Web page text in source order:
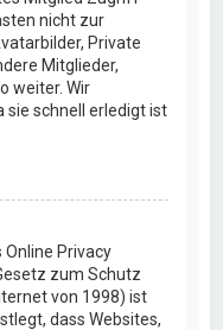
nicht zur
Private
Mitglieder,
weiter. Wir
sie schnell erledigt ist
Online Privacy
zum Schutz
von 1998) ist
dass Websites,